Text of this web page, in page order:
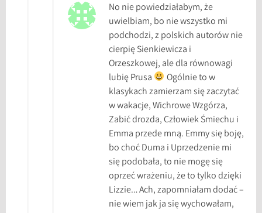
No nie powiedziałabym, że
uwielbiam, bo nie wszystko mi
podchodzi, z polskich autorów nie
cierpię Sienkiewicza i
Orzeszkowej, ale dla równowagi
lubię Prusa
Ogólnie to w
klasykach zamierzam się zaczytać
w wakacje, Wichrowe Wzgórza,
Zabić drozda, Człowiek Śmiechu i
Emma przede mną. Emmy się boję,
bo choć Duma i Uprzedzenie mi
się podobała, to nie mogę się
oprzeć wrażeniu, że to tylko dzięki
Lizzie… Ach, zapomniałam dodać –
nie wiem jak ja się wychowałam,